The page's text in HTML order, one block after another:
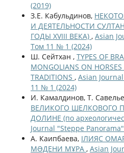
(2019)
З.Е. Кабульдинов,
И ДЕЯТЕЛЬНОСТИ
ГОДЫ XVIII ВЕКА) , Asian
Том 11 № 1 (2024)
Ш. Сейтхан , TYPES OF
MONGOLIANS ON
TRADITIONS , Asian
11 № 1 (2024)
И. Камалдинов, Т.
ВЕЛИКОГО ШЕЛКОВОГО
ДОЛИНЕ (по
Journal "Steppe
А. Каипбаева, ІЛИЯС
МƏДЕНИ МҰРА , Asian